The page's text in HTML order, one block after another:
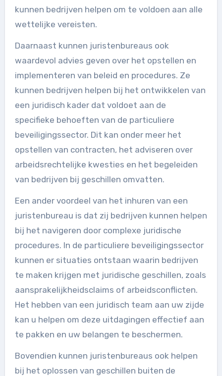
kunnen bedrijven helpen om te voldoen aan alle
wettelijke vereisten.
Daarnaast kunnen juristenbureaus ook
waardevol advies geven over het opstellen en
implementeren van beleid en procedures. Ze
kunnen bedrijven helpen bij het ontwikkelen van
een juridisch kader dat voldoet aan de
specifieke behoeften van de particuliere
beveiligingssector. Dit kan onder meer het
opstellen van contracten, het adviseren over
arbeidsrechtelijke kwesties en het begeleiden
van bedrijven bij geschillen omvatten.
Een ander voordeel van het inhuren van een
juristenbureau is dat zij bedrijven kunnen helpen
bij het navigeren door complexe juridische
procedures. In de particuliere beveiligingssector
kunnen er situaties ontstaan waarin bedrijven
te maken krijgen met juridische geschillen, zoals
aansprakelijkheidsclaims of arbeidsconflicten.
Het hebben van een juridisch team aan uw zijde
kan u helpen om deze uitdagingen effectief aan
te pakken en uw belangen te beschermen.
Bovendien kunnen juristenbureaus ook helpen
bij het oplossen van geschillen buiten de